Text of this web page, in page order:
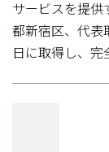
サービスを提
都新宿区、代表
日に取得し、完